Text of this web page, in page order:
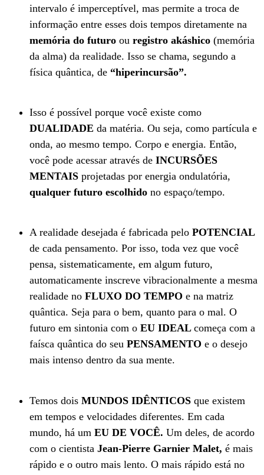
intervalo é imperceptível, mas permite a troca de
informação entre esses dois tempos diretamente na
memória do futuro ou registro akáshico (memória
da alma) da realidade. Isso se chama, segundo a
física quântica, de “hiperincursão”.
Isso é possível porque você existe como
DUALIDADE da matéria. Ou seja, como partícula e
onda, ao mesmo tempo. Corpo e energia. Então,
você pode acessar através de INCURSÕES
MENTAIS projetadas por energia ondulatória,
qualquer futuro escolhido no espaço/tempo.
A realidade desejada é fabricada pelo POTENCIAL
de cada pensamento. Por isso, toda vez que você
pensa, sistematicamente, em algum futuro,
automaticamente inscreve vibracionalmente a mesma
realidade no FLUXO DO TEMPO e na matriz
quântica. Seja para o bem, quanto para o mal. O
futuro em sintonia com o EU IDEAL começa com a
faísca quântica do seu PENSAMENTO e o desejo
mais intenso dentro da sua mente.
Temos dois MUNDOS IDÊNTICOS que existem
em tempos e velocidades diferentes. Em cada
mundo, há um EU DE VOCÊ. Um deles, de acordo
com o cientista Jean-Pierre Garnier Malet, é mais
rápido e o outro mais lento. O mais rápido está no